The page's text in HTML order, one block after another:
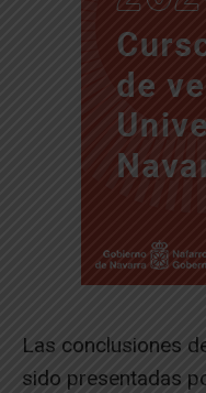
Las conclusiones
sido presentadas